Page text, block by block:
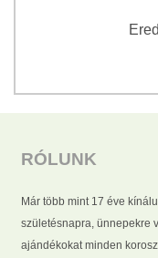
RÓLUNK
Már több mint 17 éve
születésnapra, ünnepekre
ajándékokat minden